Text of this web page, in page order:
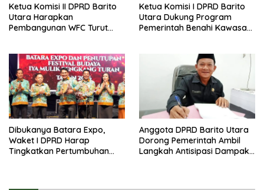
Ketua Komisi II DPRD Barito
Utara Harapkan
Pembangunan WFC Turut
Ketua Komisi I DPRD Barito
Utara Dukung Program
Pemerintah Benahi Kawasan
Dibukanya Batara Expo,
Waket I DPRD Harap
Tingkatkan Pertumbuhan
Anggota DPRD Barito Utara
Dorong Pemerintah Ambil
Langkah Antisipasi Dampak